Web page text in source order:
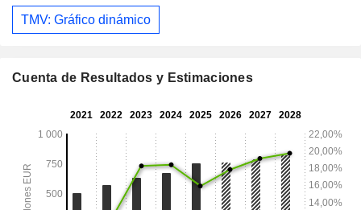
TMV: Gráfico dinámico
Cuenta de Resultados y Estimaciones